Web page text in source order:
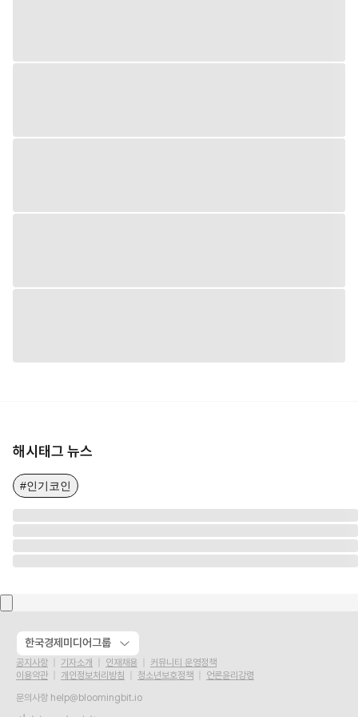
해시태그 뉴스
#인기코인
한국경제미디어그룹
공지사항 기자소개 인재채용
커뮤니티 운영정책
이용약관
개인정보처리방침 청소년보호정책
언론윤리강령
문의사항 help@bloomingbit.io